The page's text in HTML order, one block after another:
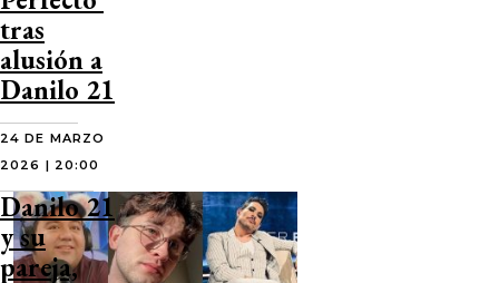
tras
alusión a
Danilo 21
24 DE MARZO
2026 | 20:00
Danilo 21
y su
pareja,